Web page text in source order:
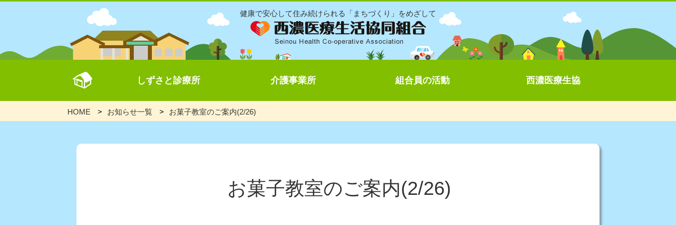
健康で安心して住み続けられる「まちづくり」をめざして
しずさと診療所 介護事業所 組合員の活動 西濃医療生協
HOME お知らせ一覧 お菓子教室のご案内(2/26)
お菓子教室のご案内(2/26)